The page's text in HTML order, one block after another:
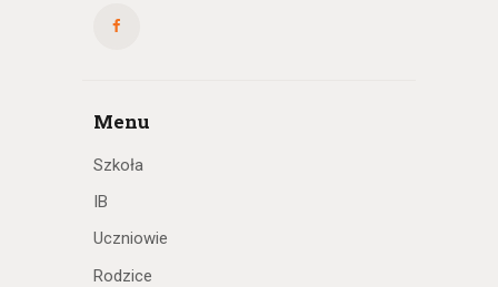
Menu
Szkoła
IB
Uczniowie
Rodzice